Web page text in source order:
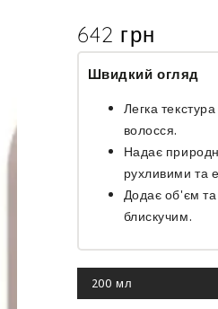
Ціна
642 грн
Швидкий огляд
Легка
волосся.
Надає
рухливими та
Додає об'єм та
блискучим.
200 мл
Цей
варіант